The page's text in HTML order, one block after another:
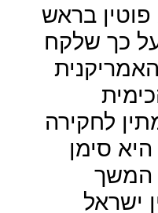
בראש
כך שלקח
לחקירה
סימן
המשך
ישראל